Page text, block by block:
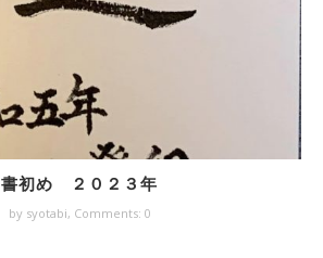
書初め ２０２３年
by syotabi, Comments: 0